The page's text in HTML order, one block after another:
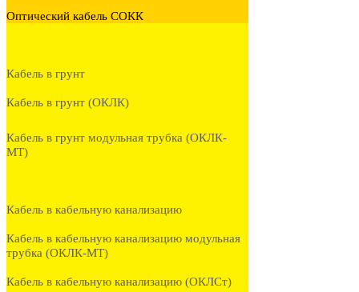
Оптический кабель СОКК
Кабель в грунт
Кабель в грунт (ОКЛК)
Кабель в грунт модульная трубка (ОКЛК-
МТ)
Кабель в кабельную канализацию
Кабель в кабельную канализацию модульная
трубка (ОКЛК-МТ)
Кабель в кабельную канализацию (ОКЛСт)